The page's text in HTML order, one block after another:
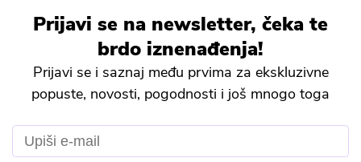
Prijavi se na newsletter, čeka te
brdo iznenađenja!
Prijavi se i saznaj među prvima za ekskluzivne
popuste, novosti, pogodnosti i još mnogo toga